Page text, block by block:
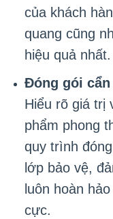
của khách
quang cũng
hiệu quả nhất.
Đóng gói
Hiểu rõ giá trị
phẩm phong
quy trình
lớp bảo vệ,
luôn hoàn
cực.